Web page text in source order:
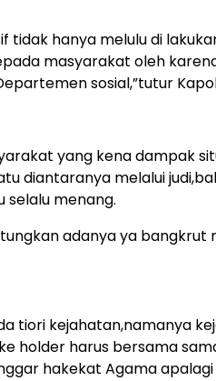
tidak hanya melulu di
masyarakat oleh
sosial,”tutur
yang kena dampak
diantaranya melalui
selalu menang.
adanya ya
tiori kejahatan,namanya
holder harus bersama
hakekat Agama apalagi